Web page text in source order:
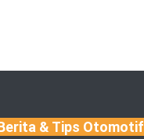
& Tips Otomotif